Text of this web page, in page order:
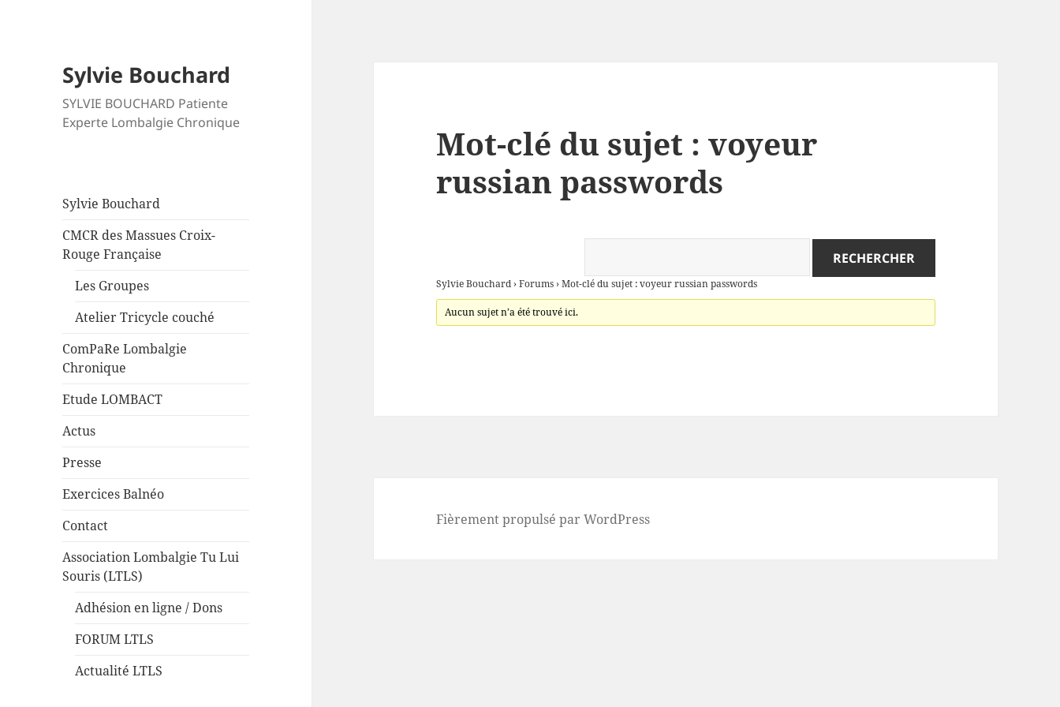
Sylvie Bouchard
SYLVIE BOUCHARD Patiente
Experte Lombalgie Chronique
Sylvie Bouchard
CMCR des Massues Croix-
Rouge Française
Les Groupes
Atelier Tricycle couché
ComPaRe Lombalgie
Chronique
Etude LOMBACT
Actus
Presse
Exercices Balnéo
Contact
Association Lombalgie Tu Lui
Souris (LTLS)
Adhésion en ligne / Dons
FORUM LTLS
Actualité LTLS
Mot-clé du sujet : voyeur
russian passwords
Sylvie Bouchard ›Forums ›Mot-clé du sujet : voyeur russian passwords
Aucun sujet n’a été trouvé ici.
Fièrement propulsé par WordPress